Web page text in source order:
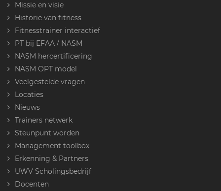
Missie en visie
Historie van fitness
Fitnesstrainer interactief
PT bij EFAA / NASM
NASM hercertificering
NASM OPT model
Veelgestelde vragen
Locaties
Nieuws
Trainers netwerk
Steunpunt worden
Management toolbox
Erkenning & Partners
UWV Scholingsbedrijf
Docenten